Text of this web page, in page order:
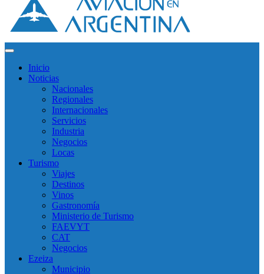
Inicio
Noticias
Nacionales
Regionales
Internacionales
Servicios
Industria
Negocios
Locas
Turismo
Viajes
Destinos
Vinos
Gastronomía
Ministerio de Turismo
FAEVYT
CAT
Negocios
Ezeiza
Municipio